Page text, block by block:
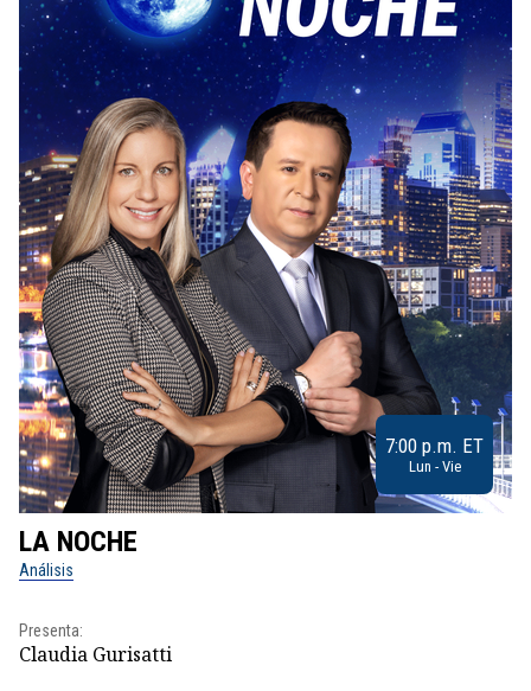
7:00 p.m. ET
Lun - Vie
LA NOCHE
Análisis
Presenta:
Claudia Gurisatti